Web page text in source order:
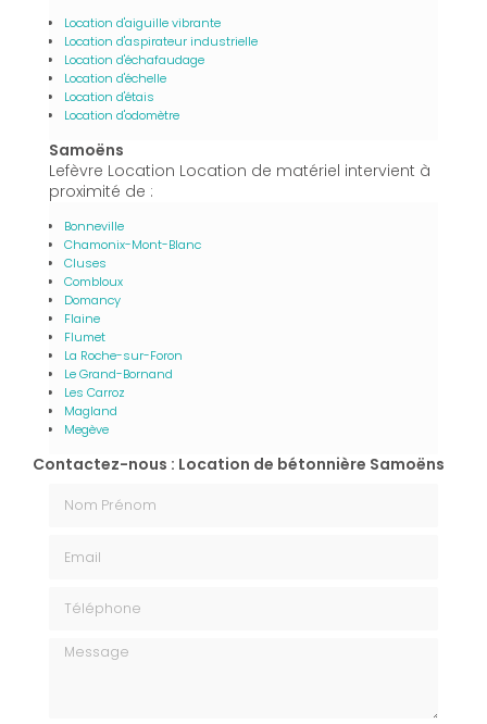
Location d'aiguille vibrante
Location d'aspirateur industrielle
Location d'échafaudage
Location d'échelle
Location d'étais
Location d'odomètre
Samoëns
Lefèvre Location Location de matériel intervient à
proximité de :
Bonneville
Chamonix-Mont-Blanc
Cluses
Combloux
Domancy
Flaine
Flumet
La Roche-sur-Foron
Le Grand-Bornand
Les Carroz
Magland
Megève
Contactez-nous : Location de bétonnière Samoëns
Message